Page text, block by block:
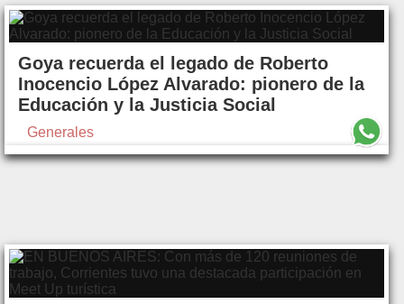
Goya recuerda el legado de Roberto
Inocencio López Alvarado: pionero de la
Educación y la Justicia Social
Generales